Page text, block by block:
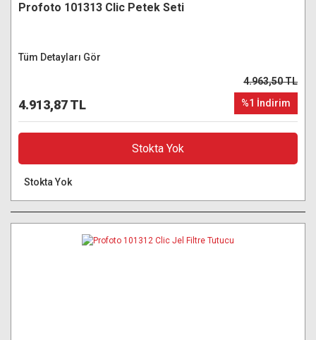
Profoto 101313 Clic Petek Seti
Tüm Detayları Gör
4.913,87 TL
4.963,50 TL
%1 İndirim
Stokta Yok
Stokta Yok